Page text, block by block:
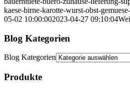
kaese-birne-karotte-wurst-obst-
05-02 10:00:002023-04-27 09:10:04
Blog Kategorien
Blog Kategorien
Produkte